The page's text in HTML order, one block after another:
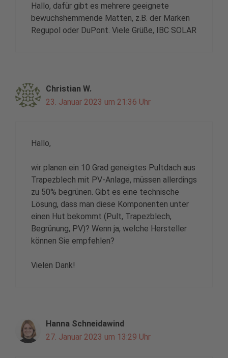
Hallo, dafür gibt es mehrere geeignete
bewuchshemmende Matten, z.B. der Marken
Regupol oder DuPont. Viele Grüße, IBC SOLAR
Christian W.
23. Januar 2023 um 21:36 Uhr
Hallo,
wir planen ein 10 Grad geneigtes Pultdach aus
Trapezblech mit PV-Anlage, müssen allerdings
zu 50% begrünen. Gibt es eine technische
Lösung, dass man diese Komponenten unter
einen Hut bekommt (Pult, Trapezblech,
Begrünung, PV)? Wenn ja, welche Hersteller
können Sie empfehlen?
Vielen Dank!
Hanna Schneidawind
27. Januar 2023 um 13:29 Uhr